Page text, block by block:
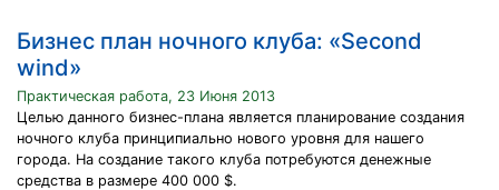
Бизнес план ночного клуба: «Second
wind»
Практическая работа, 23 Июня 2013
Целью данного бизнес-плана является планирование создания
ночного клуба принципиально нового уровня для нашего
города. На создание такого клуба потребуются денежные
средства в размере 400 000 $.